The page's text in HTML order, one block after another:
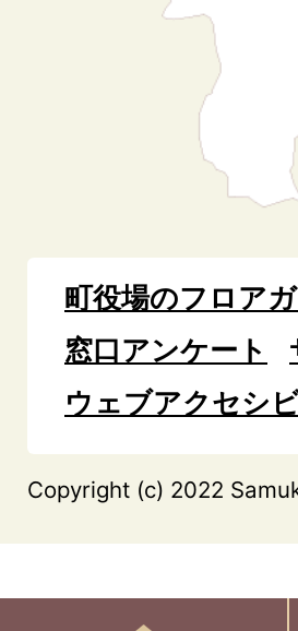
町役場のフロア
窓口アンケート
ウェブアクセシ
Copyright (c) 2022